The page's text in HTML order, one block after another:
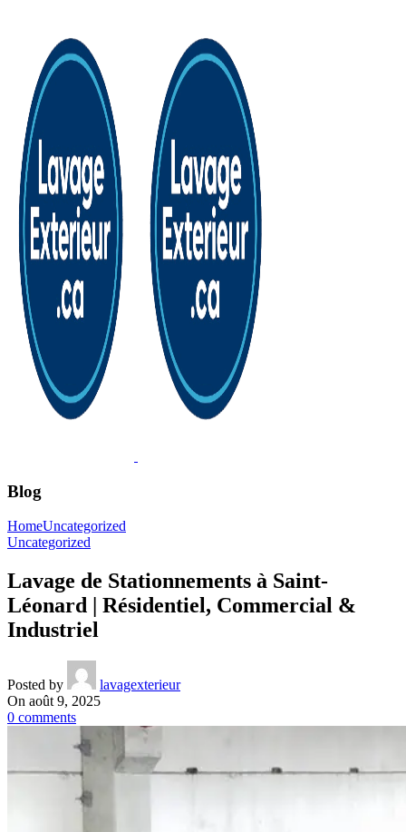
Blog
HomeUncategorized
Uncategorized
Lavage de Stationnements à Saint-
Léonard | Résidentiel, Commercial &
Industriel
Posted by
lavagexterieur
On août 9, 2025
0 comments